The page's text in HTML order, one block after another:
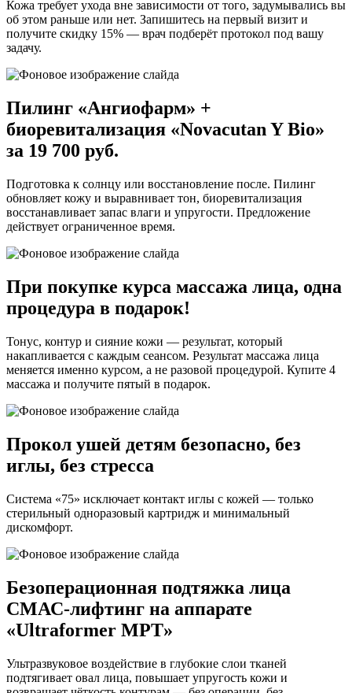
Кожа требует ухода вне зависимости от того, задумывались вы
об этом раньше или нет. Запишитесь на первый визит и
получите скидку 15% — врач подберёт протокол под вашу
задачу.
Пилинг «Ангиофарм» +
биоревитализация «Novacutan Y Bio»
за 19 700 руб.
Подготовка к солнцу или восстановление после. Пилинг
обновляет кожу и выравнивает тон, биоревитализация
восстанавливает запас влаги и упругости. Предложение
действует ограниченное время.
При покупке курса массажа лица, одна
процедура в подарок!
Тонус, контур и сияние кожи — результат, который
накапливается с каждым сеансом. Результат массажа лица
меняется именно курсом, а не разовой процедурой. Купите 4
массажа и получите пятый в подарок.
Прокол ушей детям безопасно, без
иглы, без стресса
Система «75» исключает контакт иглы с кожей — только
стерильный одноразовый картридж и минимальный
дискомфорт.
Безоперационная подтяжка лица
СМАС-лифтинг на аппарате
«Ultraformer MPT»
Ультразвуковое воздействие в глубокие слои тканей
подтягивает овал лица, повышает упругость кожи и